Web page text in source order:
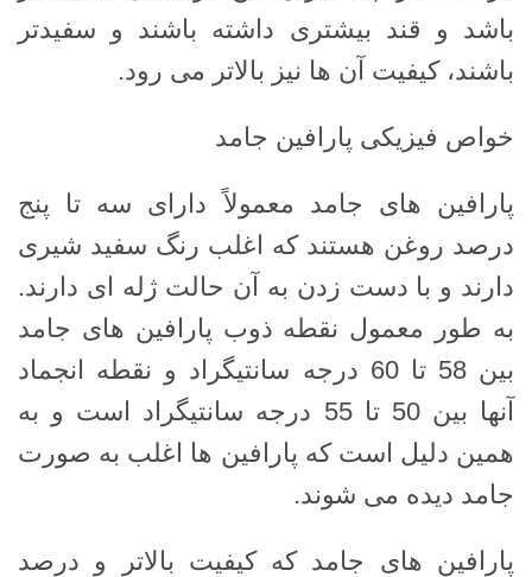
باشد و قند بیشتری داشته باشند و سفیدتر
باشند، کیفیت آن ها نیز بالاتر می رود.
خواص فیزیکی پارافین جامد
پارافین های جامد معمولاً دارای سه تا پنج
درصد روغن هستند که اغلب رنگ سفید شیری
دارند و با دست زدن به آن حالت ژله ای دارند.
به طور معمول نقطه ذوب پارافین های جامد
بین 58 تا 60 درجه سانتیگراد و نقطه انجماد
آنها بین 50 تا 55 درجه سانتیگراد است و به
همین دلیل است که پارافین ها اغلب به صورت
جامد دیده می شوند.
پارافین های جامد که کیفیت بالاتر و درصد